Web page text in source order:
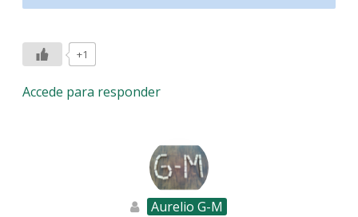
+1
Accede para responder
Aurelio G-M